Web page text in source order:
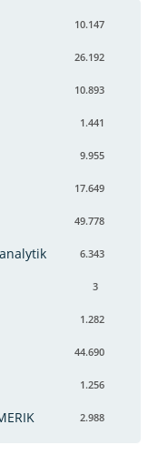
10.147
26.192
10.893
1.441
9.955
17.649
49.778
6.343
3
1.282
44.690
1.256
2.988